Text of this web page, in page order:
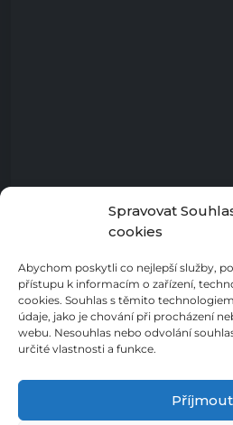
Spravovat
cookies
Abychom poskytli co nejlepší služby,
přístupu k informacím o zařízení,
cookies. Souhlas s těmito
údaje, jako je chování při procházení
webu. Nesouhlas nebo odvolání
určité vlastnosti a funkce.
Příjmout